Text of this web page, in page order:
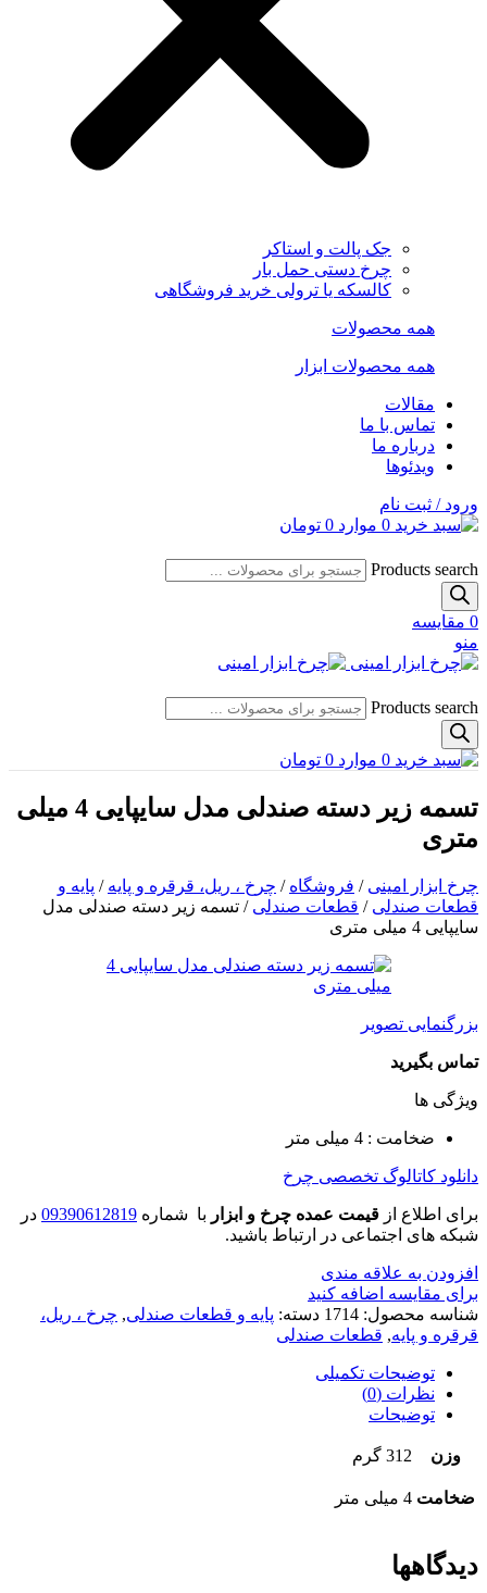
جک پالت و استاکر
چرخ دستی حمل بار
کالسکه یا ترولی خرید فروشگاهی
همه محصولات
همه محصولات ابزار
مقالات
تماس با ما
درباره ما
ویدئوها
ورود / ثبت نام
0 موارد 0 تومان
Products search
0 مقایسه
منو
Products search
0 موارد 0 تومان
تسمه زیر دسته صندلی مدل سایپایی 4 میلی
متری
چرخ ابزار امینی / فروشگاه / چرخ ، ریل، قرقره و پایه / پایه و
قطعات صندلی / قطعات صندلی / تسمه زیر دسته صندلی مدل
سایپایی 4 میلی متری
بزرگنمایی تصویر
تماس بگیرید
ویژگی ها
ضخامت : 4 میلی متر
دانلود کاتالوگ تخصصی چرخ
برای اطلاع از قیمت عمده چرخ و ابزار با شماره 09390612819 در
شبکه های اجتماعی در ارتباط باشید.
افزودن به علاقه مندی
برای مقایسه اضافه کنید
شناسه محصول: 1714 دسته: پایه و قطعات صندلی, چرخ ، ریل،
قرقره و پایه, قطعات صندلی
توضیحات تکمیلی
نظرات (0)
توضیحات
وزن 312 گرم
ضخامت 4 میلی متر
دیدگاهها